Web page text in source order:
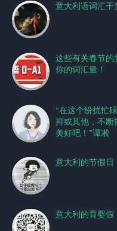
意大利语词汇干
这些有关春节的
你的词汇量！
“在这个纷扰忙
抑或其他，不断
美好吧！”谭凇
意大利的节假日
意大利的育婴假